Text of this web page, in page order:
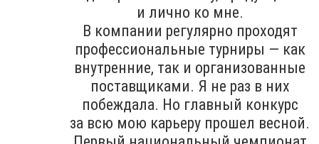
и лично ко мне.
В компании регулярно проходят
профессиональные турниры — как
внутренние, так и организованные
поставщиками. Я не раз в них
побеждала. Но главный конкурс
за всю мою карьеру прошел весной.